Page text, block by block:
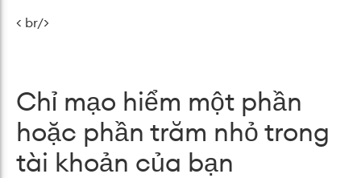
< br/>
Chỉ mạo hiểm một phần
hoặc phần trăm nhỏ trong
tài khoản của bạn